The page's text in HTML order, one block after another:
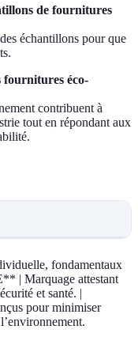
de fournitures
échantillons pour que
fournitures éco-
contribuent à
tout en répondant aux
fondamentaux
| Marquage attestant
et santé. |
pour minimiser